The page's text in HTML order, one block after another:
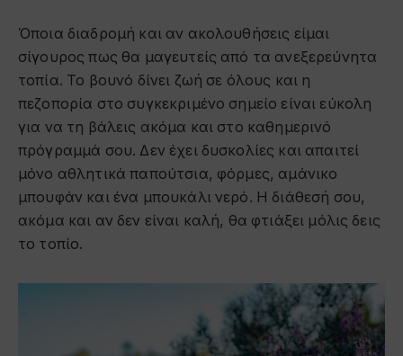
Όποια διαδρομή και αν ακολουθήσεις είμαι
σίγουρος πως θα μαγευτείς από τα ανεξερεύνητα
τοπία. Το βουνό δίνει ζωή σε όλους και η
πεζοπορία στο συγκεκριμένο σημείο είναι εύκολη
για να τη βάλεις ακόμα και στο καθημερινό
πρόγραμμά σου. Δεν έχει δυσκολίες και απαιτεί
μόνο αθλητικά παπούτσια, φόρμες, αμάνικο
μπουφάν και ένα μπουκάλι νερό. Η διάθεσή σου,
ακόμα και αν δεν είναι καλή, θα φτιάξει μόλις δεις
το τοπίο.